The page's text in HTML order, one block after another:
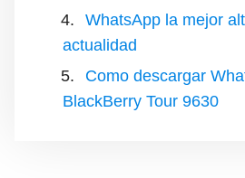
WhatsApp la mejor
actualidad
Como descargar
BlackBerry Tour 9630